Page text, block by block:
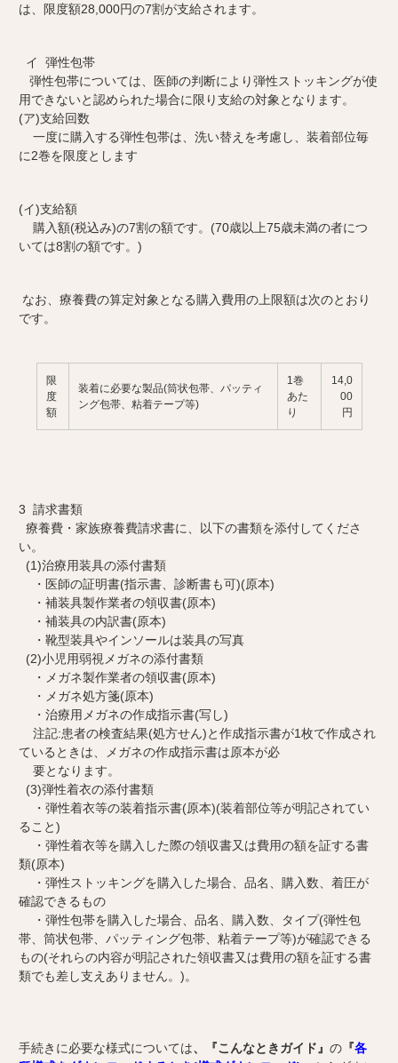
は、限度額28,000円の7割が支給されます。
イ 弾性包帯
弾性包帯については、医師の判断により弾性ストッキングが使
用できないと認められた場合に限り支給の対象となります。
(ア)支給回数
一度に購入する弾性包帯は、洗い替えを考慮し、装着部位毎
に2巻を限度とします
(イ)支給額
購入額(税込み)の7割の額です。(70歳以上75歳未満の者につ
いては8割の額です。)
なお、療養費の算定対象となる購入費用の上限額は次のとおり
です。
限
度
額
装着に必要な製品(筒状包帯、パッティ
ング包帯、粘着テープ等)
1巻
あた
り
14,0
00
円
3 請求書類
療養費・家族療養費請求書に、以下の書類を添付してくださ
い。
(1)治療用装具の添付書類
・医師の証明書(指示書、診断書も可)(原本)
・補装具製作業者の領収書(原本)
・補装具の内訳書(原本)
・靴型装具やインソールは装具の写真
(2)小児用弱視メガネの添付書類
・メガネ製作業者の領収書(原本)
・メガネ処方箋(原本)
・治療用メガネの作成指示書(写し)
注記:患者の検査結果(処方せん)と作成指示書が1枚で作成され
ているときは、メガネの作成指示書は原本が必
要となります。
(3)弾性着衣の添付書類
・弾性着衣等の装着指示書(原本)(装着部位等が明記されてい
ること)
・弾性着衣等を購入した際の領収書又は費用の額を証する書
類(原本)
・弾性ストッキングを購入した場合、品名、購入数、着圧が
確認できるもの
・弾性包帯を購入した場合、品名、購入数、タイプ(弾性包
帯、筒状包帯、パッティング包帯、粘着テープ等)が確認できる
もの(それらの内容が明記された領収書又は費用の額を証する書
類でも差し支えありません。)。
手続きに必要な様式については、『こんなときガイド』 の 『各